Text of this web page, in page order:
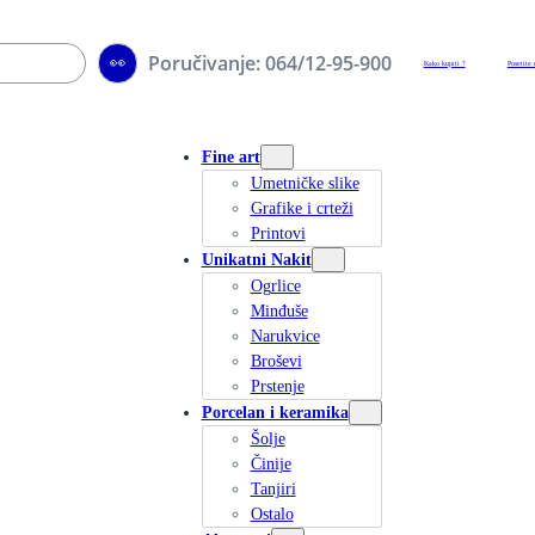
👀 Poručivanje: 064/12-95-900 Kako kupiti ? Posetite
Fine art
Umetničke slike
Grafike i crteži
Printovi
Unikatni Nakit
Ogrlice
Minđuše
Narukvice
Broševi
Prstenje
Porcelan i keramika
Šolje
Činije
Tanjiri
Ostalo